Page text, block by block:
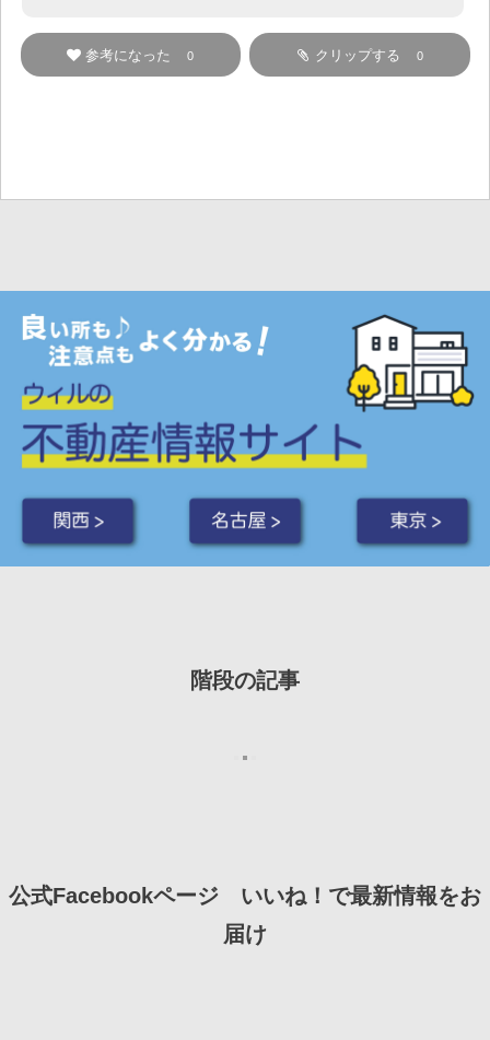
クリップする 0
参考になった 0
関西 > 名古屋 > 東京 >
階段の記事